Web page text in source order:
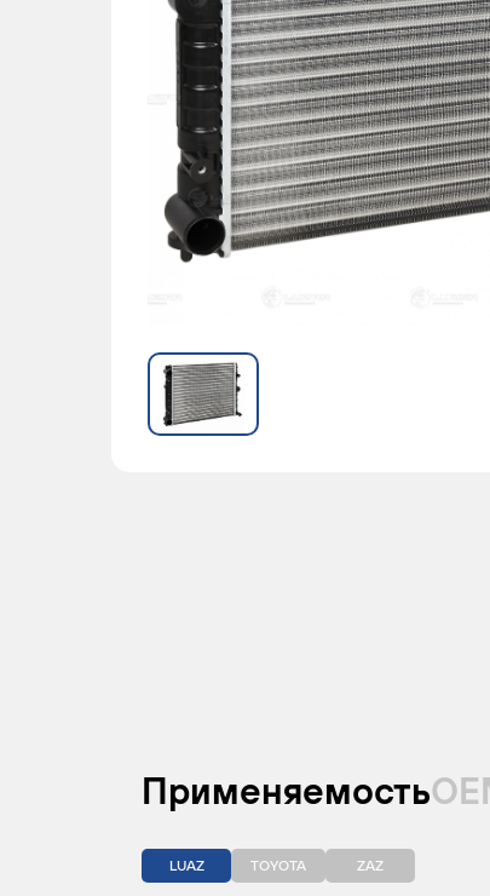
Применяемость
LUAZ TOYOTA ZAZ